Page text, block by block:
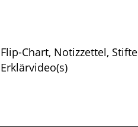
Flip-Chart, Notizzettel, Stifte
Erklärvideo(s)